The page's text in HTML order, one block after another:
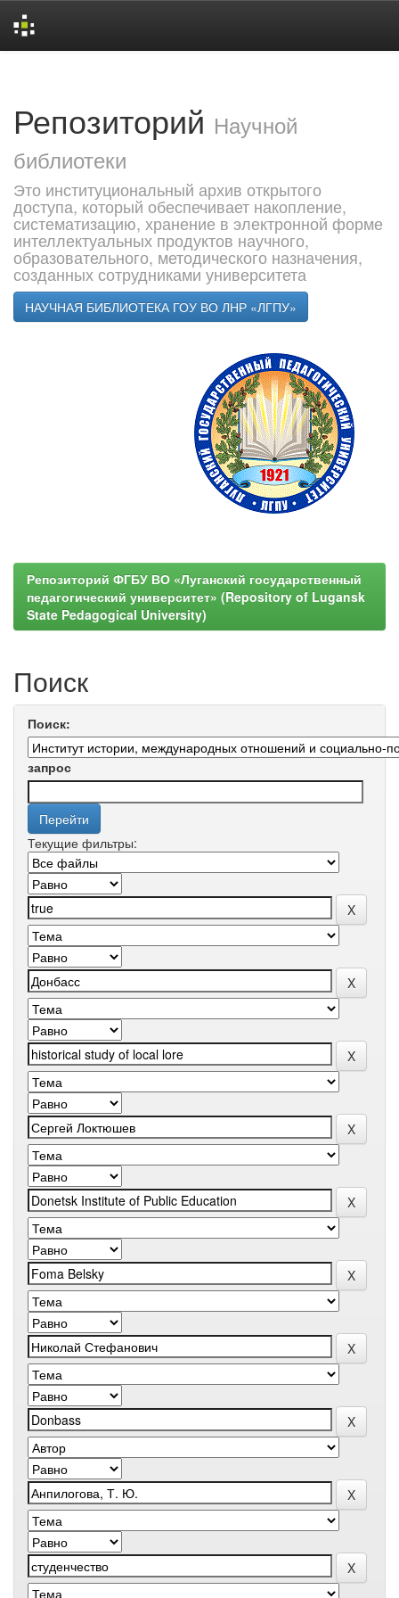
Репозиторий Научной
библиотеки
Это институциональный архив открытого
доступа, который обеспечивает накопление,
систематизацию, хранение в электронной форме
интеллектуальных продуктов научного,
образовательного, методического назначения,
созданных сотрудниками университета
НАУЧНАЯ БИБЛИОТЕКА ГОУ ВО ЛНР «ЛГПУ»
Репозиторий ФГБУ ВО «Луганский государственный
педагогический университет» (Repository of Lugansk
State Pedagogical University)
Поиск
Поиск:
запрос
Текущие фильтры: